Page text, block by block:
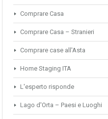
Comprare Casa
Comprare Casa – Stranieri
Comprare case all'Asta
Home Staging ITA
L'esperto risponde
Lago d'Orta – Paesi e Luoghi